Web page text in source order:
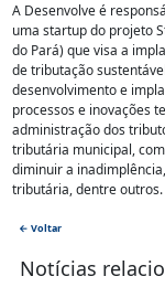
A Desenvolve é
uma startup do projeto
do Pará) que visa a
de tributação
desenvolvimento e
processos e inovações
administração dos
tributária municipal,
diminuir a
tributária, dentre outros.
← Voltar
Notícias